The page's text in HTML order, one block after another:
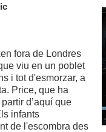
fora de Londres
viu en un poblet
i tot d'esmorzar, a
Price, que ha
d’aquí que
infants
de l'escombra des